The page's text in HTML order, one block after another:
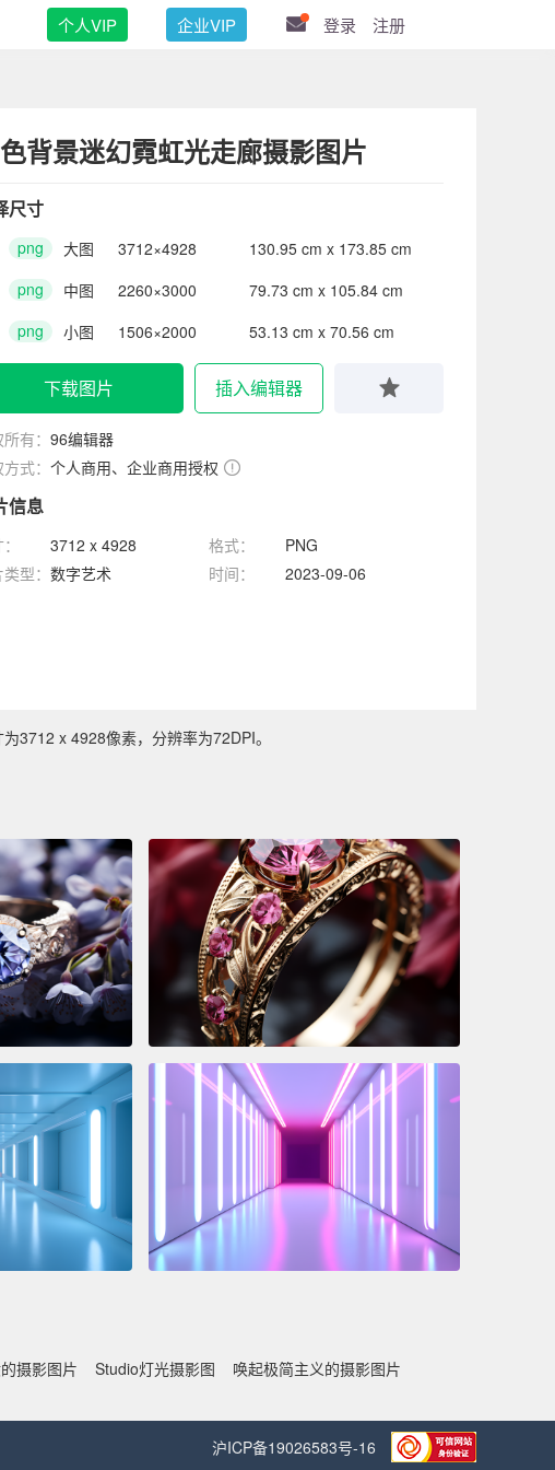
个人VIP 企业VIP 登录 注册
背景迷幻霓虹光走廊摄影图片
尺寸
png 大图 3712×4928 130.95 cm x 173.85 cm
png 中图 2260×3000 79.73 cm x 105.84 cm
png 小图 1506×2000 53.13 cm x 70.56 cm
下载图片 插入编辑器
有： 96编辑器
式： 个人商用、企业商用授权
信息
3712 x 4928 格式：
PNG
型： 数字艺术 时间： 2023-09-06
3712 x 4928像素，分辨率为72DPI。
摄影图片 Studio灯光摄影图
唤起极简主义的摄影图片
沪ICP备19026583号-16